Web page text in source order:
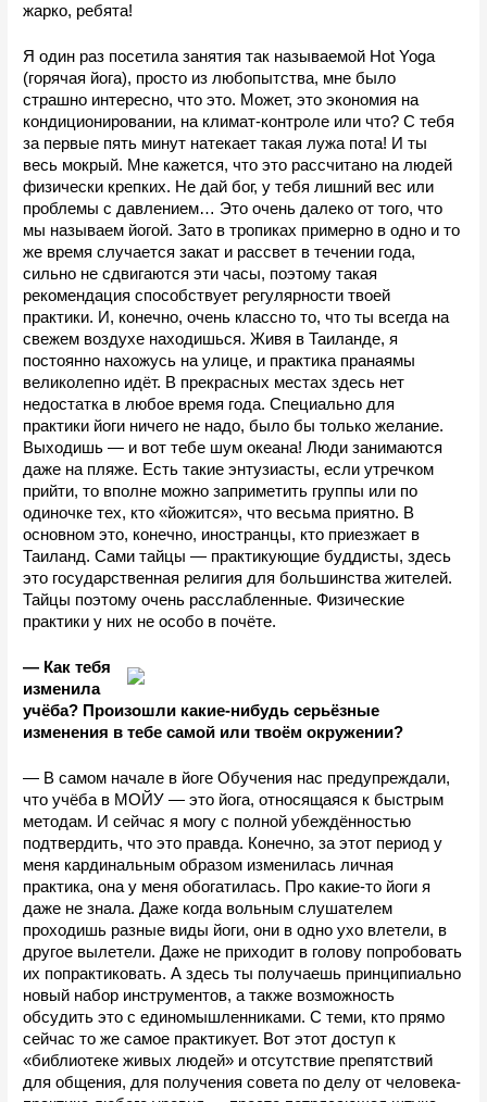
жарко, ребята!
Я один раз посетила занятия так называемой Hot Yoga
(горячая йога), просто из любопытства, мне было
страшно интересно, что это. Может, это экономия на
кондиционировании, на климат-контроле или что? С тебя
за первые пять минут натекает такая лужа пота! И ты
весь мокрый. Мне кажется, что это рассчитано на людей
физически крепких. Не дай бог, у тебя лишний вес или
проблемы с давлением… Это очень далеко от того, что
мы называем йогой. Зато в тропиках примерно в одно и то
же время случается закат и рассвет в течении года,
сильно не сдвигаются эти часы, поэтому такая
рекомендация способствует регулярности твоей
практики. И, конечно, очень классно то, что ты всегда на
свежем воздухе находишься. Живя в Таиланде, я
постоянно нахожусь на улице, и практика пранаямы
великолепно идёт. В прекрасных местах здесь нет
недостатка в любое время года. Специально для
практики йоги ничего не надо, было бы только желание.
Выходишь — и вот тебе шум океана! Люди занимаются
даже на пляже. Есть такие энтузиасты, если утречком
прийти, то вполне можно заприметить группы или по
одиночке тех, кто «йожится», что весьма приятно. В
основном это, конечно, иностранцы, кто приезжает в
Таиланд. Сами тайцы — практикующие буддисты, здесь
это государственная религия для большинства жителей.
Тайцы поэтому очень расслабленные. Физические
практики у них не особо в почёте.
— Как тебя
изменила
учёба? Произошли какие-нибудь серьёзные
изменения в тебе самой или твоём окружении?
— В самом начале в йоге Обучения нас предупреждали,
что учёба в МОЙУ — это йога, относящаяся к быстрым
методам. И сейчас я могу с полной убеждённостью
подтвердить, что это правда. Конечно, за этот период у
меня кардинальным образом изменилась личная
практика, она у меня обогатилась. Про какие-то йоги я
даже не знала. Даже когда вольным слушателем
проходишь разные виды йоги, они в одно ухо влетели, в
другое вылетели. Даже не приходит в голову попробовать
их попрактиковать. А здесь ты получаешь принципиально
новый набор инструментов, а также возможность
обсудить это с единомышленниками. С теми, кто прямо
сейчас то же самое практикует. Вот этот доступ к
«библиотеке живых людей» и отсутствие препятствий
для общения, для получения совета по делу от человека-